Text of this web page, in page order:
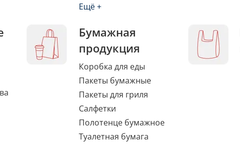
Ещё +
Бумажная
продукция
Коробка для еды
Пакеты бумажные
Пакеты для гриля
Салфетки
Полотенце бумажное
Туалетная бумага